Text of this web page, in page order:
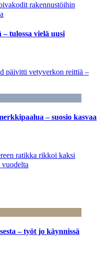
rakennustöihin
tulossa vielä uusi
päivitti vetyverkon reittiä –
– suosio kasvaa
ratikka rikkoi kaksi
– työt jo käynnissä